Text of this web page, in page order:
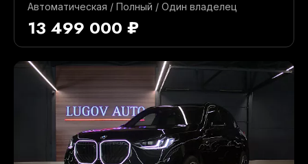
Автоматическая / Полный / Один владелец
13 499 000 ₽